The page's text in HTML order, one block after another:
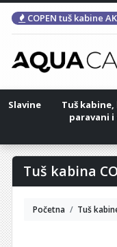
COPEN tuš kabine
Slavine
Tuš
paravani
Tuš kabina
Početna Tuš